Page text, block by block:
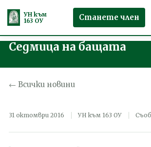
Продължете
към
УН към
163 ОУ
Станете член
Седмица на бащата
← Всички новини
31 октомври 2016 УН към 163 ОУ